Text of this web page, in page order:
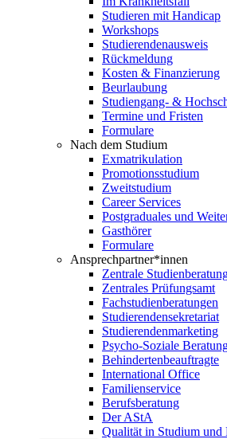
Studieren mit Handicap
Workshops
Studierendenausweis
Rückmeldung
Kosten & Finanzierung
Beurlaubung
Studiengang- &
Termine und Fristen
Formulare
Nach dem Studium
Exmatrikulation
Promotionsstudium
Zweitstudium
Career Services
Postgraduales und
Gasthörer
Formulare
Ansprechpartner*innen
Zentrale
Zentrales Prüfungsamt
Fachstudienberatungen
Studierendensekretariat
Studierendenmarketing
Psycho-Soziale
Behindertenbeauftragte
International Office
Familienservice
Berufsberatung
Der AStA
Qualität in Studium und